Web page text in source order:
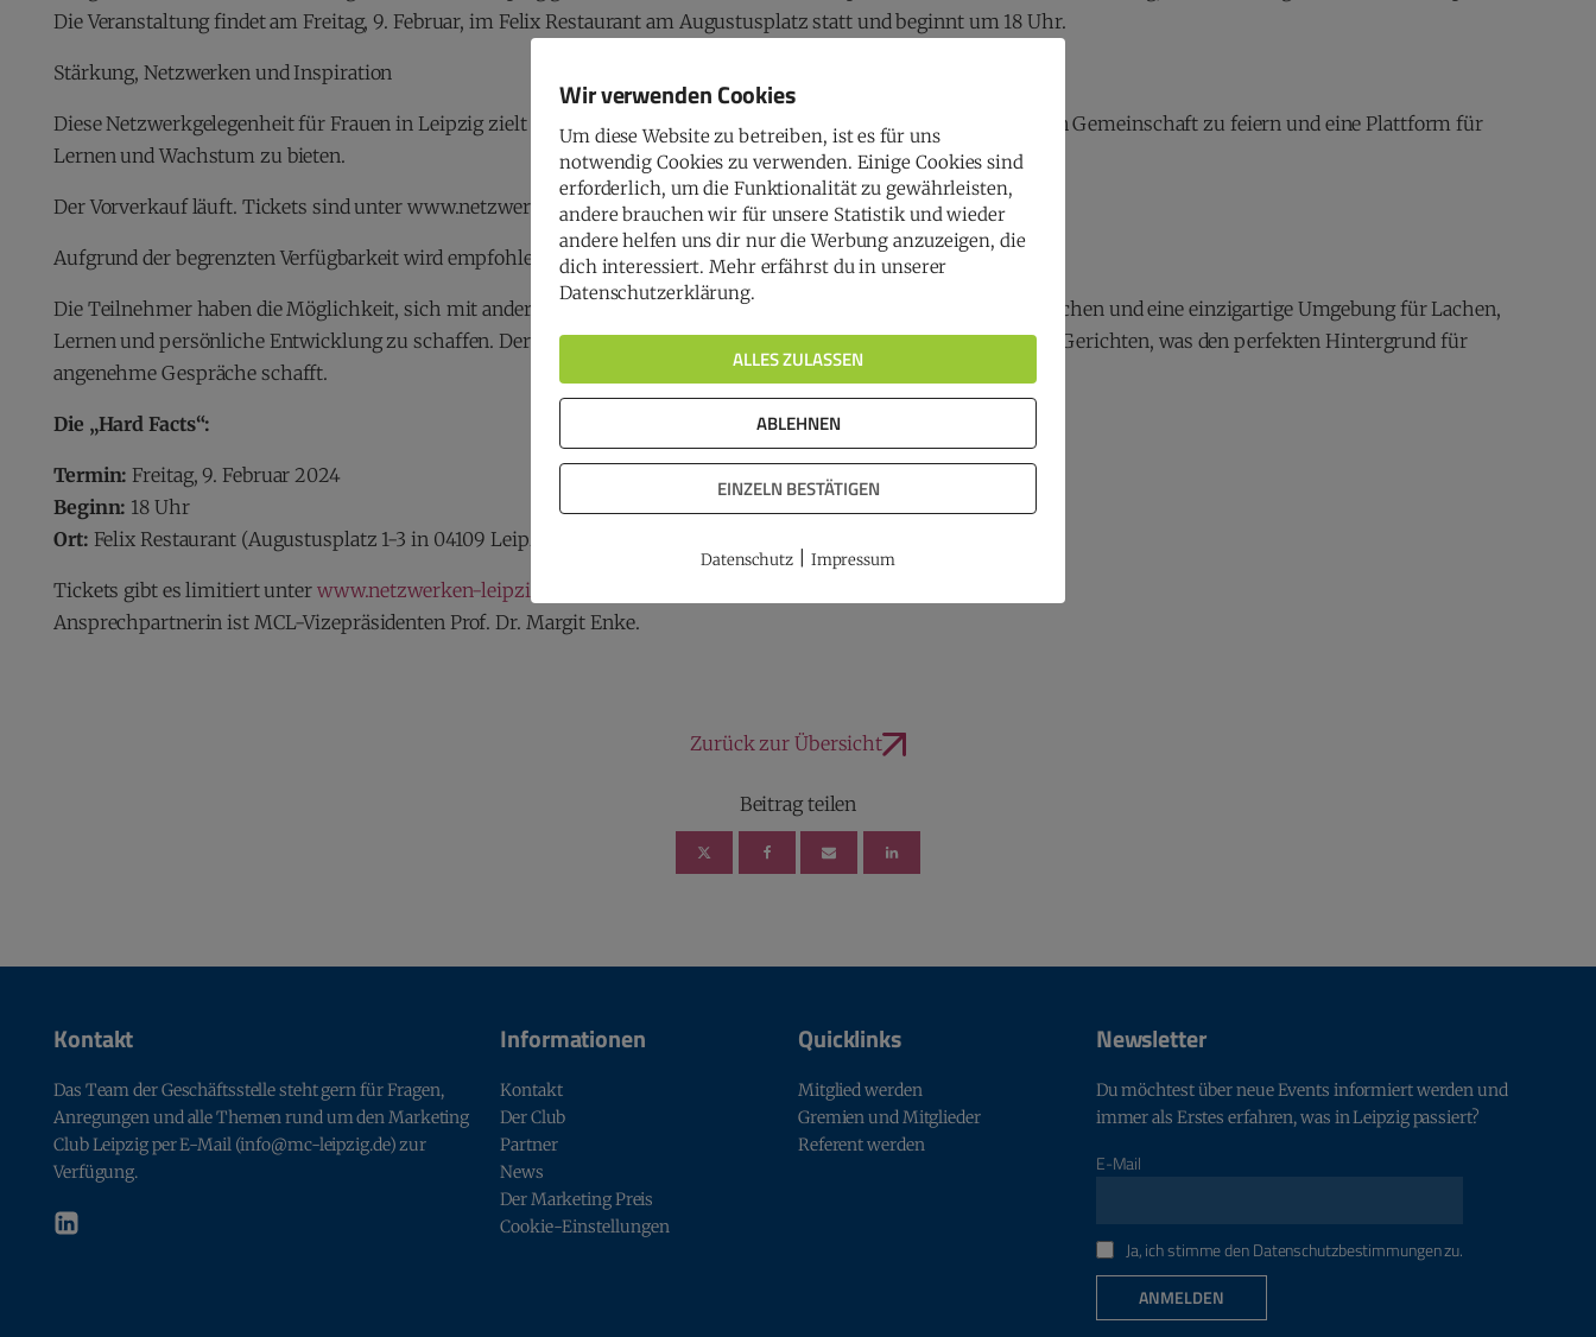
Die Veranstaltung findet am Freitag, 9. Februar, im Felix Restaurant am Augustusplatz statt und beginnt um 18 Uhr.
Stärkung, Netzwerken und Inspiration
Diese Netzwerkgelegenheit für Frauen in Leipzig zielt darauf ab, Verbindungen zu fördern, die Stärke der weiblichen Gemeinschaft zu feiern und eine Plattform für
Lernen und Wachstum zu bieten.
Der Vorverkauf läuft. Tickets sind unter www.netzwerken-leipzig.de erhältlich.
Aufgrund der begrenzten Verfügbarkeit wird empfohlen, sich frühzeitig ein Ticket zu sichern.
Die Teilnehmer haben die Möglichkeit, sich mit anderen Fachfrauen, Unternehmerinnen und Kreativen auszutauschen und eine einzigartige Umgebung für Lachen,
Lernen und persönliche Entwicklung zu schaffen. Der Abend bietet zudem ein Flying Buffet mit einer Auswahl an Gerichten, was den perfekten Hintergrund für
angenehme Gespräche schafft.
Die „Hard Facts“:
Termin: Freitag, 9. Februar 2024
Beginn: 18 Uhr
Ort: Felix Restaurant (Augustusplatz 1-3 in 04109 Leipzig)
Tickets gibt es limitiert unter www.netzwerken-leipzig.de
Ansprechpartnerin ist MCL-Vizepräsidenten Prof. Dr. Margit Enke.
Zurück zur Übersicht
Beitrag teilen
Kontakt
Das Team der Geschäftsstelle steht gern für Fragen,
Anregungen und alle Themen rund um den Marketing
Club Leipzig per E-Mail (info@mc-leipzig.de) zur
Verfügung.
Informationen
Kontakt
Der Club
Partner
News
Der Marketing Preis
Cookie-Einstellungen
Quicklinks
Mitglied werden
Gremien und Mitglieder
Referent werden
Newsletter
Du möchtest über neue Events informiert werden und
immer als Erstes erfahren, was in Leipzig passiert?
E-Mail
Ja, ich stimme den Datenschutzbestimmungen zu.
ANMELDEN
Wir verwenden Cookies
Um diese Website zu betreiben, ist es für uns
notwendig Cookies zu verwenden. Einige Cookies sind
erforderlich, um die Funktionalität zu gewährleisten,
andere brauchen wir für unsere Statistik und wieder
andere helfen uns dir nur die Werbung anzuzeigen, die
dich interessiert. Mehr erfährst du in unserer
Datenschutzerklärung.
ALLES ZULASSEN
ABLEHNEN
EINZELN BESTÄTIGEN
Datenschutz Impressum